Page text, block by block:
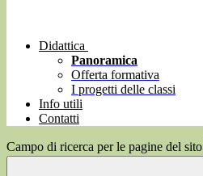
Didattica
Panoramica
Offerta formativa
I progetti delle classi
Info utili
Contatti
Campo di ricerca per le pagine del sito